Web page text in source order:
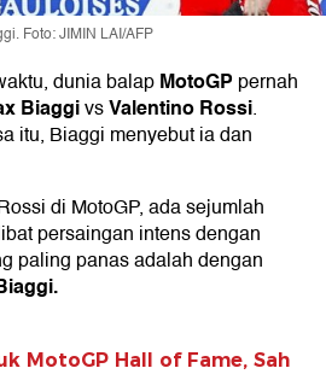
Foto: JIMIN LAI/AFP
dunia balapMotoGP pernah
BiaggivsValentino Rossi.
itu, Biaggi menyebut ia dan
di MotoGP, ada sejumlah
persaingan intens dengan
paling panas adalah dengan
MotoGP Hall of Fame, Sah